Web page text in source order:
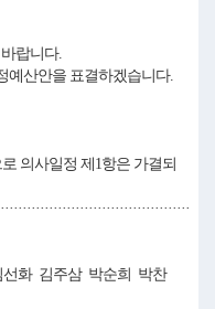
랍니다.
예산안을 표결하겠습니다.
의사일정 제1항은 가결되
화 김주삼 박순희 박찬